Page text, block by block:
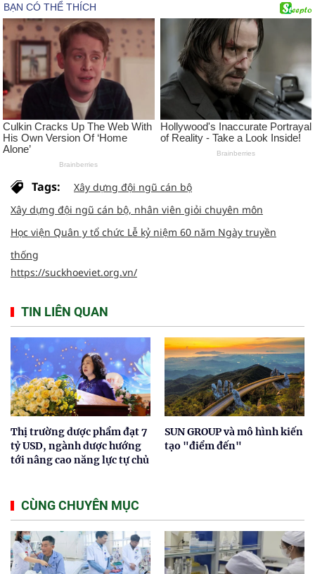
Tags:
Xây dựng đội ngũ cán bộ
Xây dựng đội ngũ cán bộ, nhân viên giỏi chuyên môn
Học viện Quân y tổ chức Lễ kỷ niệm 60 năm Ngày truyền
thống
https://suckhoeviet.org.vn/
TIN LIÊN QUAN
Thị trường dược phẩm đạt 7
tỷ USD, ngành dược hướng
tới nâng cao năng lực tự chủ
SUN GROUP và mô hình kiến
tạo "điểm đến"
CÙNG CHUYÊN MỤC